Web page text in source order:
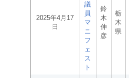
2025年4月17
日
議
員
マ
ニ
フ
ェ
ス
ト
鈴
木
伸
彦
栃
木
県